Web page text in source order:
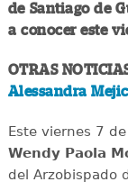
de Santiago de
a conocer este
OTRAS
Alessandra
Este viernes 7
Wendy Paola
del Arzobispado